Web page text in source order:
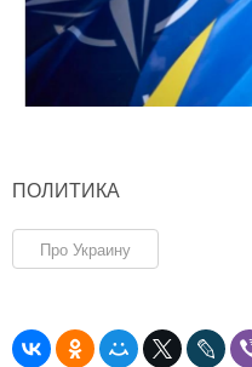
ПОЛИТИКА
Про Украину